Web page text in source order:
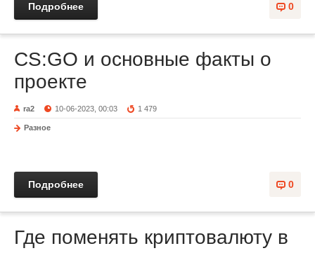
0
Подробнее
CS:GO и основные факты о
проекте
ra2 10-06-2023, 00:03 1 479
Разное
0
Подробнее
Где поменять криптовалюту в